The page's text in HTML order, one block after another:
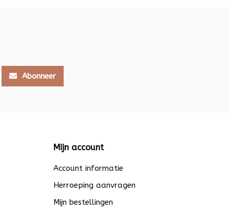
Abonneer
Mijn account
Account informatie
Herroeping aanvragen
Mijn bestellingen